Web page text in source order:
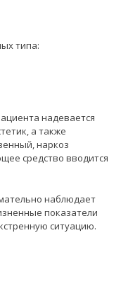
типа:
надевается
а также
наркоз
средство вводится
наблюдает
показатели
ситуацию.